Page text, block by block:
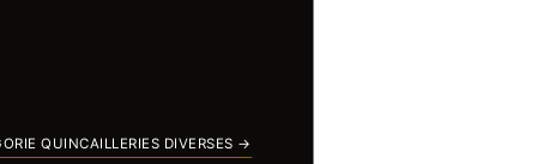
QUINCAILLERIES DIVERSES →